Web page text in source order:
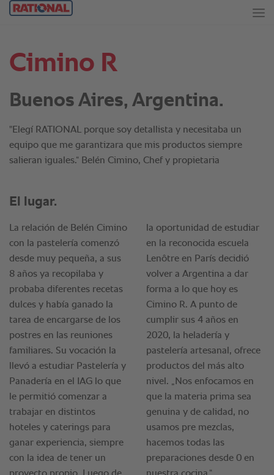
Cimino R
Buenos Aires, Argentina.
"Elegí RATIONAL porque soy detallista y necesitaba un
equipo que me garantizara que mis productos siempre
salieran iguales.“ Belén Cimino, Chef y propietaria